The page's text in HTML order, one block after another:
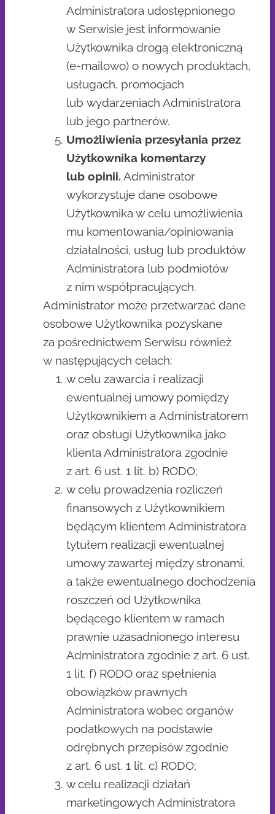
Administratora udostępnionego
w Serwisie jest informowanie
Użytkownika drogą elektroniczną
(e-mailowo) o nowych produktach,
usługach, promocjach
lub wydarzeniach Administratora
lub jego partnerów.
Umożliwienia przesyłania przez
Użytkownika komentarzy
lub opinii.Administrator
wykorzystuje dane osobowe
Użytkownika w celu umożliwienia
mu komentowania/opiniowania
działalności, usług lub produktów
Administratora lub podmiotów
z nim współpracujących.
Administrator może przetwarzać dane
osobowe Użytkownika pozyskane
za pośrednictwem Serwisu również
w następujących celach:
w celu zawarcia i realizacji
ewentualnej umowy pomiędzy
Użytkownikiem a Administratorem
oraz obsługi Użytkownika jako
klienta Administratora zgodnie
z art. 6 ust. 1 lit. b) RODO;
w celu prowadzenia rozliczeń
finansowych z Użytkownikiem
będącym klientem Administratora
tytułem realizacji ewentualnej
umowy zawartej między stronami,
a także ewentualnego dochodzenia
roszczeń od Użytkownika
będącego klientem w ramach
prawnie uzasadnionego interesu
Administratora zgodnie z art. 6 ust.
1 lit. f) RODO oraz spełnienia
obowiązków prawnych
Administratora wobec organów
podatkowych na podstawie
odrębnych przepisów zgodnie
z art. 6 ust. 1 lit. c) RODO;
w celu realizacji działań
marketingowych Administratora